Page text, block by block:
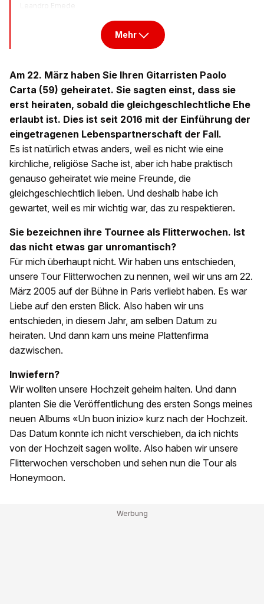
Leandro Emede
Mehr
Am 22. März haben Sie Ihren Gitarristen Paolo
Carta (59) geheiratet. Sie sagten einst, dass sie
erst heiraten, sobald die gleichgeschlechtliche Ehe
erlaubt ist. Dies ist seit 2016 mit der Einführung der
eingetragenen Lebenspartnerschaft der Fall.
Es ist natürlich etwas anders, weil es nicht wie eine
kirchliche, religiöse Sache ist, aber ich habe praktisch
genauso geheiratet wie meine Freunde, die
gleichgeschlechtlich lieben. Und deshalb habe ich
gewartet, weil es mir wichtig war, das zu respektieren.
Sie bezeichnen ihre Tournee als Flitterwochen. Ist
das nicht etwas gar unromantisch?
Für mich überhaupt nicht. Wir haben uns entschieden,
unsere Tour Flitterwochen zu nennen, weil wir uns am 22.
März 2005 auf der Bühne in Paris verliebt haben. Es war
Liebe auf den ersten Blick. Also haben wir uns
entschieden, in diesem Jahr, am selben Datum zu
heiraten. Und dann kam uns meine Plattenfirma
dazwischen.
Inwiefern?
Wir wollten unsere Hochzeit geheim halten. Und dann
planten Sie die Veröffentlichung des ersten Songs meines
neuen Albums «Un buon inizio» kurz nach der Hochzeit.
Das Datum konnte ich nicht verschieben, da ich nichts
von der Hochzeit sagen wollte. Also haben wir unsere
Flitterwochen verschoben und sehen nun die Tour als
Honeymoon.